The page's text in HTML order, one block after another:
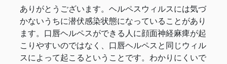
ありがとうございます。ヘルペスウィルスには気づ
かないうちに潜伏感染状態になっていることがあり
ます。口唇ヘルペスができる人に顔面神経麻痺が起
こりやすいのではなく、口唇ヘルペスと同じウィル
スによって起こるということです。わかりにくいで